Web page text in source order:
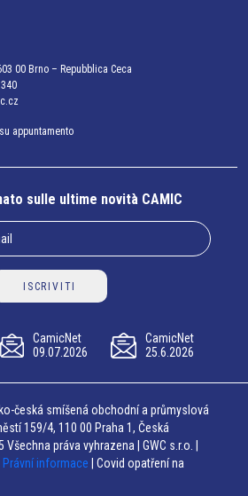
00 Brno – Repubblica Ceca
appuntamento
sulle ultime novità CAMIC
ISCRIVITI
CamicNet
09.07.2026
CamicNet
25.6.2026
česká smíšená obchodní a průmyslová
159/4, 110 00 Praha 1, Česká
práva vyhrazena | GWC s.r.o. |
Právní informace | Covid opatření na